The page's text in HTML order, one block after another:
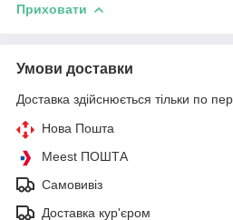
Приховати
Умови доставки
Доставка здійснюється тільки по
Нова Пошта
Meest ПОШТА
Самовивіз
Доставка кур'єром